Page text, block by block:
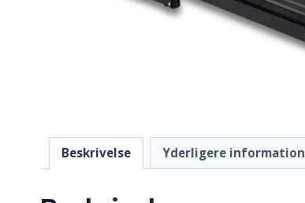
Beskrivelse Yderligere information